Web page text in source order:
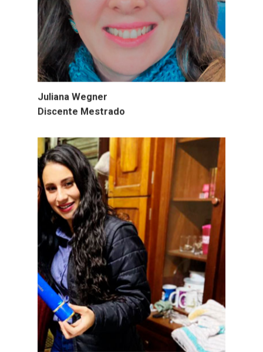
Juliana Wegner
Discente Mestrado